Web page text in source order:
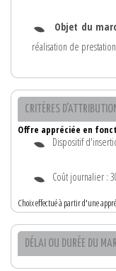
Objet du
réalisation de
CRITÈRES
Offre appréciée en
Dispositif
Coût journalier :
Choix effectué à partir d'une
DÉLAI OU DURÉE DU